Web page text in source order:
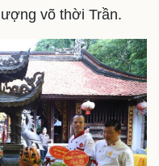
- Xe máy
tô
võ thời Trần.